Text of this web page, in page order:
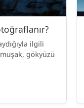
ilgili
gökyüzü